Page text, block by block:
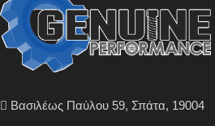
Βασιλέως Παύλου 59, Σπάτα, 19004